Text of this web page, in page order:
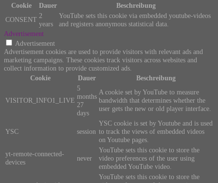
Cookie
Dauer
Beschreibung
CONSENT 2
years
YouTube sets this cookie via embedded youtube-videos
and registers anonymous statistical data.
Advertisement
Advertisement
Advertisement cookies are used to provide visitors with relevant ads and
marketing campaigns. These cookies track visitors across websites and
collect information to provide customized ads.
Cookie
Dauer Beschreibung
VISITOR_INFO1_LIVE
5
months
27
days
A cookie set by YouTube to measure
bandwidth that determines whether the
user gets the new or old player interface.
YSC session
YSC cookie is set by Youtube and is used
to track the views of embedded videos
on Youtube pages.
yt-remote-connected-
devices
never
YouTube sets this cookie to store the
video preferences of the user using
embedded YouTube video.
YouTube sets this cookie to store the